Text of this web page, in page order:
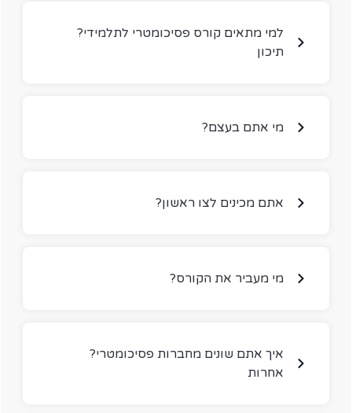
?למי מתאים קורס פסיכומטרי לתלמידי
תיכון
?מי אתם בעצם
?אתם מכינים לצו ראשון
?מי מעביר את הקורס
?איך אתם שונים מחברות פסיכומטרי
אחרות